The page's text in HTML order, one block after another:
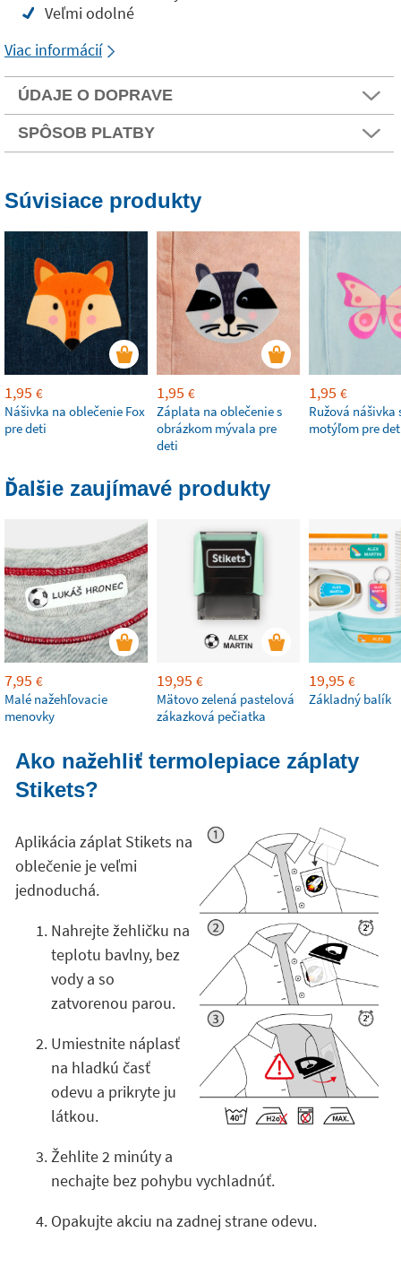
Veľmi odolné
Viac informácií
ÚDAJE O DOPRAVE
SPÔSOB PLATBY
Súvisiace produkty
1,95 €
Nášivka na oblečenie Fox
pre deti
1,95 €
Záplata na oblečenie s
obrázkom mývala pre
deti
1,95 €
Ružová nášivka
motýľom pre
Ďalšie zaujímavé produkty
7,95 €
Malé nažehľovacie
menovky
19,95 €
Mätovo zelená pastelová
zákazková pečiatka
19,95 €
Základný balík
Ako nažehliť termolepiace záplaty
Stikets?
Aplikácia záplat Stikets na
oblečenie je veľmi
jednoduchá.
Nahrejte žehličku na
teplotu bavlny, bez
vody a so
zatvorenou parou.
Umiestnite náplasť
na hladkú časť
odevu a prikryte ju
látkou.
Žehlite 2 minúty a
nechajte bez pohybu vychladnúť.
Opakujte akciu na zadnej strane odevu.